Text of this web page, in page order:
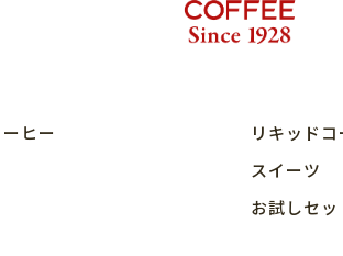
ヒー リキッドコ
スイーツ
お試しセッ